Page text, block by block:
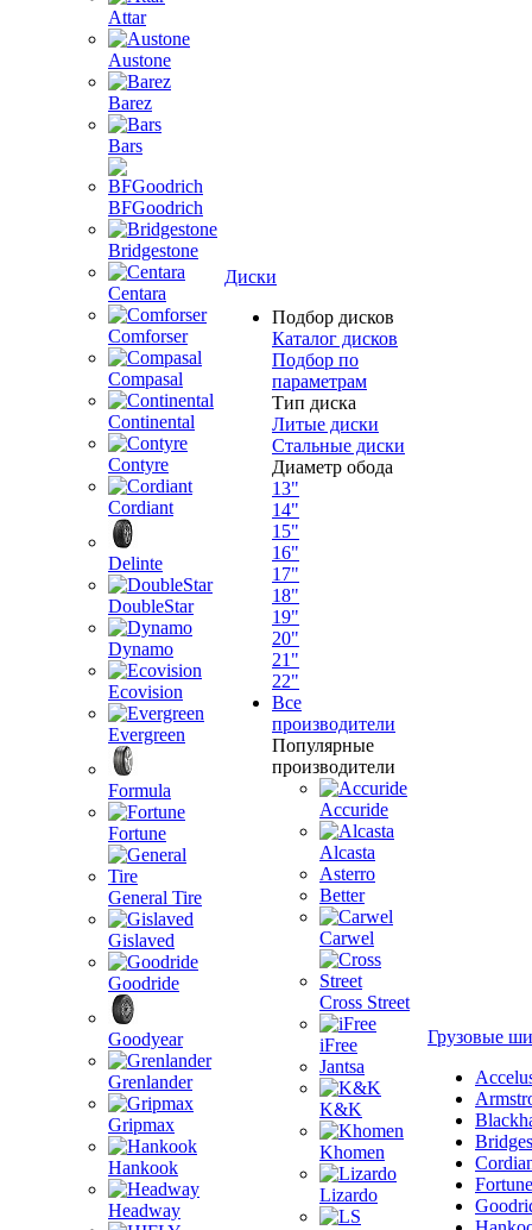
Attar
Austone
Barez
Bars
BFGoodrich
Bridgestone
Centara
Comforser
Compasal
Continental
Contyre
Cordiant
Delinte
DoubleStar
Dynamo
Ecovision
Evergreen
Formula
Fortune
General Tire
Gislaved
Goodride
Goodyear
Grenlander
Gripmax
Hankook
Headway
Диски
Подбор дисков
Каталог дисков
Подбор по
параметрам
Тип диска
Литые диски
Стальные диски
Диаметр обода
13"
14"
15"
16"
17"
18"
19"
20"
21"
22"
Все
производители
Популярные
производители
Accuride
Alcasta
Asterro
Better
Carwel
Cross Street
iFree
Jantsa
K&K
Khomen
Lizardo
Грузовые
Fortune